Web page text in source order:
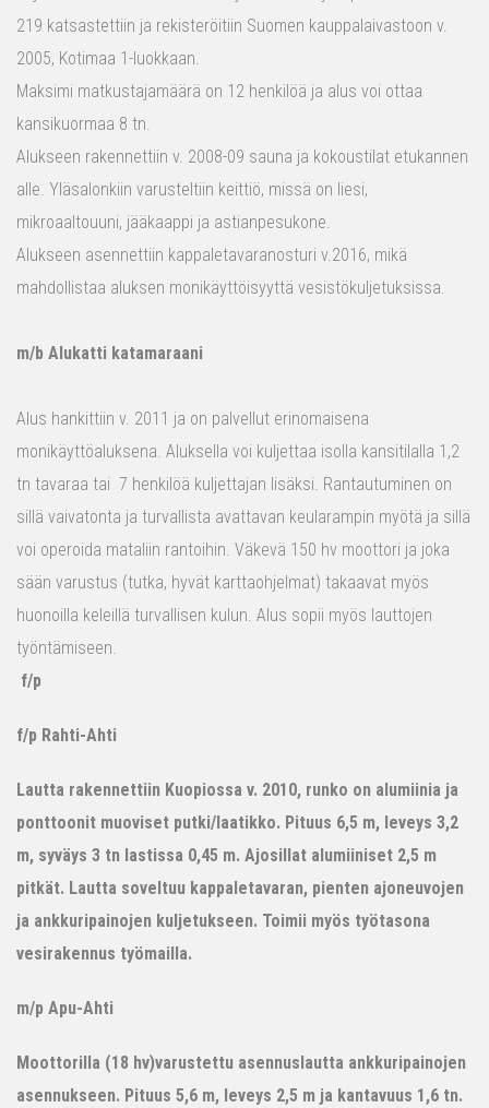
219 katsastettiin ja rekisteröitiin Suomen kauppalaivastoon v.
2005, Kotimaa 1-luokkaan.
Maksimi matkustajamäärä on 12 henkilöä ja alus voi ottaa
kansikuormaa 8 tn.
Alukseen rakennettiin v. 2008-09 sauna ja kokoustilat etukannen
alle. Yläsalonkiin varusteltiin keittiö, missä on liesi,
mikroaaltouuni, jääkaappi ja astianpesukone.
Alukseen asennettiin kappaletavaranosturi v.2016, mikä
mahdollistaa aluksen monikäyttöisyyttä vesistökuljetuksissa.
m/b Alukatti katamaraani
Alus hankittiin v. 2011 ja on palvellut erinomaisena
monikäyttöaluksena. Aluksella voi kuljettaa isolla kansitilalla 1,2
tn tavaraa tai 7 henkilöä kuljettajan lisäksi. Rantautuminen on
sillä vaivatonta ja turvallista avattavan keularampin myötä ja sillä
voi operoida mataliin rantoihin. Väkevä 150 hv moottori ja joka
sään varustus (tutka, hyvät karttaohjelmat) takaavat myös
huonoilla keleillä turvallisen kulun. Alus sopii myös lauttojen
työntämiseen.
f/p
f/p Rahti-Ahti
Lautta rakennettiin Kuopiossa v. 2010, runko on alumiinia ja
ponttoonit muoviset putki/laatikko. Pituus 6,5 m, leveys 3,2
m, syväys 3 tn lastissa 0,45 m. Ajosillat alumiiniset 2,5 m
pitkät. Lautta soveltuu kappaletavaran, pienten ajoneuvojen
ja ankkuripainojen kuljetukseen. Toimii myös työtasona
vesirakennus työmailla.
m/p Apu-Ahti
Moottorilla (18 hv)varustettu asennuslautta ankkuripainojen
asennukseen. Pituus 5,6 m, leveys 2,5 m ja kantavuus 1,6 tn.